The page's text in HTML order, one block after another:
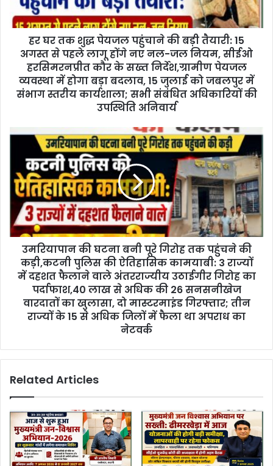
हर घर तक शुद्ध पेयजल पहुंचाने की बड़ी तैयारी: 15
अगस्त से पहले लागू होंगे नए नल-जल नियम, सीईओ
हरसिमरनप्रीत कौर के सख्त निर्देश,ग्रामीण पेयजल
व्यवस्था में होगा बड़ा बदलाव, 15 जुलाई को जबलपुर में
संभाग स्तरीय कार्यशाला; सभी संबंधित अधिकारियों की
उपस्थिति अनिवार्य
उमरियापान की घटना बनी पूरे गिरोह तक पहुंचने की
कड़ी,कटनी पुलिस की ऐतिहासिक कामयाबी: 3 राज्यों
में दहशत फैलाने वाले अंतरराज्यीय उठाईगीर गिरोह का
पर्दाफाश,40 लाख से अधिक की 26 सनसनीखेज
वारदातों का खुलासा, दो मास्टरमाइंड गिरफ्तार; तीन
राज्यों के 15 से अधिक जिलों में फैला था अपराध का
नेटवर्क
Related Articles